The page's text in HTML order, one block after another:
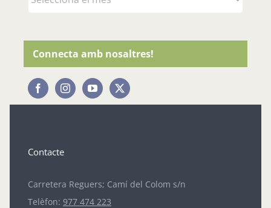
Connecta amb nosaltres!
Contacte
Carretera Reguers; Camí del Colom s/n
Telèfon: 977 474 223